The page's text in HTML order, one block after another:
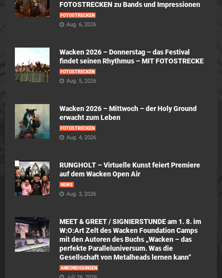
FOTOSTRECKEN zu Bands und Impressionen
FOTOSTRECKEN
Aug. 6, 2026
Wacken 2026 – Donnerstag – das Festival
findet seinen Rhythmus – MIT FOTOSTRECKE
FOTOSTRECKEN
Aug. 5, 2026
Wacken 2026 – Mittwoch – der Holy Ground
erwacht zum Leben
FOTOSTRECKEN
Aug. 4, 2026
RUNGHOLT – Virtuelle Kunst feiert Premiere
auf dem Wacken Open Air
NEWS
Aug. 3, 2026
MEET & GREET / SIGNIERSTUNDE am 1. 8. im
W:O:Art Zelt des Wacken Foundation Camps
mit den Autoren des Buchs „Wacken – das
perfekte Paralleluniversum. Was die
Gesellschaft von Metalheads lernen kann“
ANKÜNDIGUNGEN